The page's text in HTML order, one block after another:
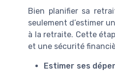
Bien planifier sa
seulement d’estimer
à la retraite. Cette
et une sécurité
Estimer ses